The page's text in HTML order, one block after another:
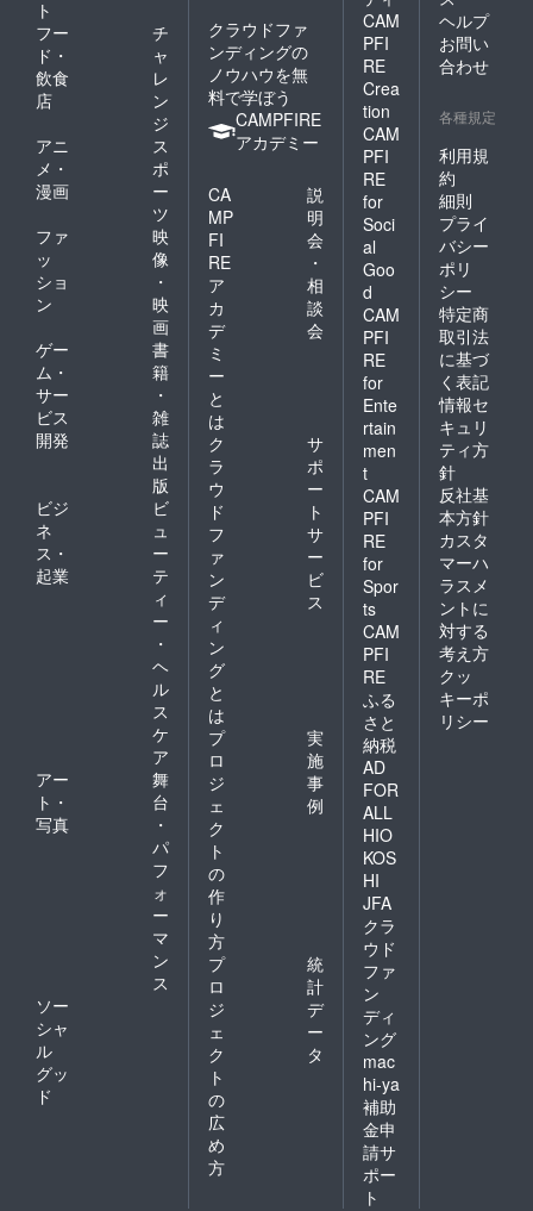
ト
フー
ド・
飲食
店
チ
ャ
レ
ン
ジ
アニ
メ・
漫画
ス
ポ
ー
ツ
ファ
ッ
ショ
ン
映
像
・
映
画
ゲー
ム・
サー
ビス
開発
書
籍
・
雑
誌
出
版
ビジ
ネ
ス・
起業
ビ
ュ
ー
テ
ィ
ー
・
ヘ
ル
ス
ケ
ア
アー
ト・
写真
舞
台
・
パ
フ
ォ
ー
マ
ン
ス
ソー
シャ
ル
グッ
ド
クラウドファ
ンディングの
ノウハウを無
料で学ぼう
CAMPFIRE
アカデミー
CA
MP
FI
RE
ア
カ
デ
ミ
ー
と
は
説
明
会
・
相
談
会
ク
ラ
ウ
ド
フ
ァ
ン
デ
ィ
ン
グ
と
は
サ
ポ
ー
ト
サ
ー
ビ
ス
プ
ロ
ジ
ェ
ク
ト
の
作
り
方
実
施
事
例
プ
ロ
ジ
ェ
ク
ト
の
広
め
方
統
計
デ
ー
タ
CAM
PFI
RE
Crea
tion
CAM
PFI
RE
for
Soci
al
Goo
d
CAM
PFI
RE
for
Ente
rtain
men
t
CAM
PFI
RE
for
Spor
ts
CAM
PFI
RE
ふる
さと
納税
AD
FOR
ALL
HIO
KOS
HI
JFA
クラ
ウド
ファ
ン
ディ
ング
mac
hi-ya
補助
金申
請サ
ポー
ト
ヘルプ
お問い
合わせ
各種規定
利用規
約
細則
プライ
バシー
ポリ
シー
特定商
取引法
に基づ
く表記
情報セ
キュリ
ティ方
針
反社基
本方針
カスタ
マーハ
ラスメ
ントに
対する
考え方
クッ
キーポ
リシー